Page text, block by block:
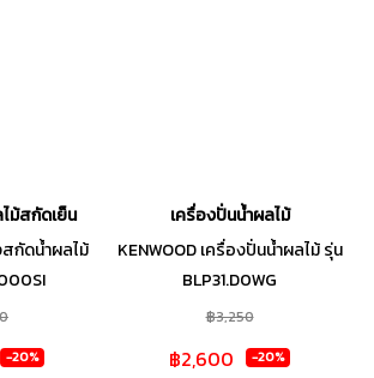
ม้สกัดเย็น
สกัดน้ำผลไม้
-20%
เครื่องปั่นน้ำผลไม้
KENWOOD เครื่องปั่นน้ำผลไม้ รุ่น
BLP31.D0WG
฿3,250
฿2,600 -20%